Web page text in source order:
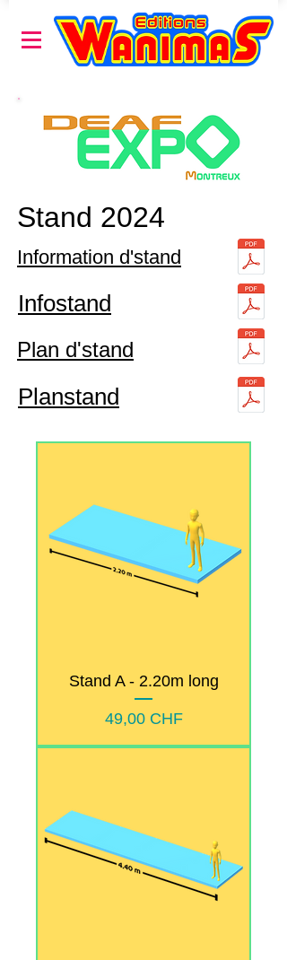
Stand 2024
Information d'stand
Infostand
Plan d'stand
Planstand
Stand A - 2.20m long
Prix
49,00 CHF